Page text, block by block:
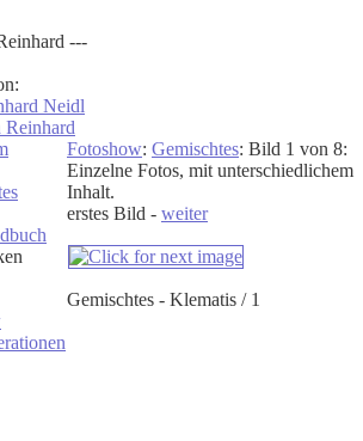
---
Neidl
Fotoshow: Gemischtes: Bild 1 von 8:
Einzelne Fotos, mit unterschiedlichem
Inhalt.
erstes Bild - weiter
Gemischtes - Klematis / 1